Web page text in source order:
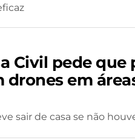
Civil pede que
drones em
sair de casa se não